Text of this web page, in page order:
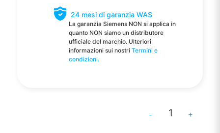
24 mesi di garanzia WAS
La garanzia Siemens NON si applica in
quanto NON siamo un distributore
ufficiale del marchio. Ulteriori
informazioni sui nostri Termini e
condizioni.
- +